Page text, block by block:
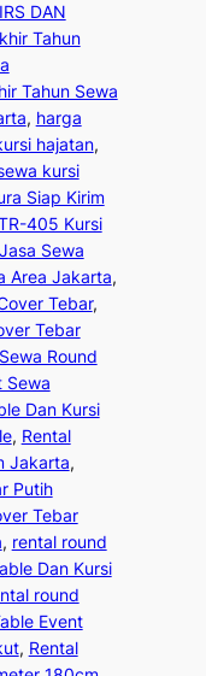
DAN
Tahun
Tahun Sewa
, harga
hajatan
kursi
Siap Kirim
405 Kursi
Jasa Sewa
Area Jakarta
Tebar
Tebar
Round
Sewa
Dan Kursi
, Rental
Jakarta
Putih
Tebar
, rental round
Dan Kursi
round
Event
, Rental